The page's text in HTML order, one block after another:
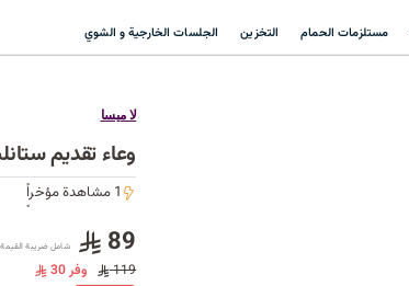
مستلزمات الحمام التخزين الجلسات الخارجية و الشوي
لا ميسا
وعاء تقديم ستانلس ستيل
1 مشاهدة مؤخراً
89 شامل ضريبة
119 وفر 30